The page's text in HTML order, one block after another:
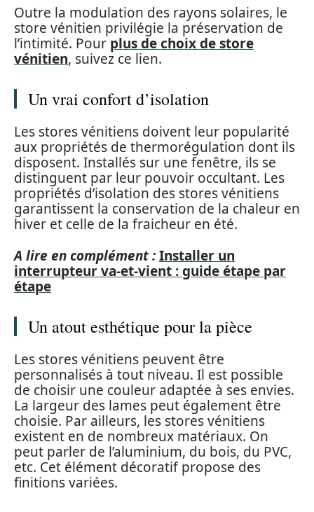
Outre la modulation des rayons solaires, le
store vénitien privilégie la préservation de
l’intimité. Pour plus de choix destore
vénitien, suivez ce lien.
Un vrai confort d’isolation
Les stores vénitiens doivent leur popularité
aux propriétés de thermorégulation dont ils
disposent. Installés sur une fenêtre, ils se
distinguent par leur pouvoir occultant. Les
propriétés d’isolation des stores vénitiens
garantissent la conservation de la chaleur en
hiver et celle de la fraicheur en été.
A lire en complément :Installer un
interrupteur va-et-vient : guide étape par
étape
Un atout esthétique pour la pièce
Les stores vénitiens peuvent être
personnalisés à tout niveau. Il est possible
de choisir une couleur adaptée à ses envies.
La largeur des lames peut également être
choisie. Par ailleurs, les stores vénitiens
existent en de nombreux matériaux. On
peut parler de l’aluminium, du bois, du PVC,
etc. Cet élément décoratif propose des
finitions variées.